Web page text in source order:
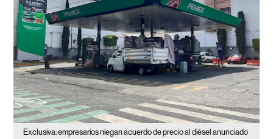
Exclusiva: empresarios niegan acuerdo de precio al diésel anunciado